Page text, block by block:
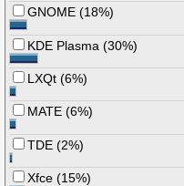
GNOME (18%)
KDE Plasma (30%)
LXQt (6%)
MATE (6%)
TDE (2%)
Xfce (15%)